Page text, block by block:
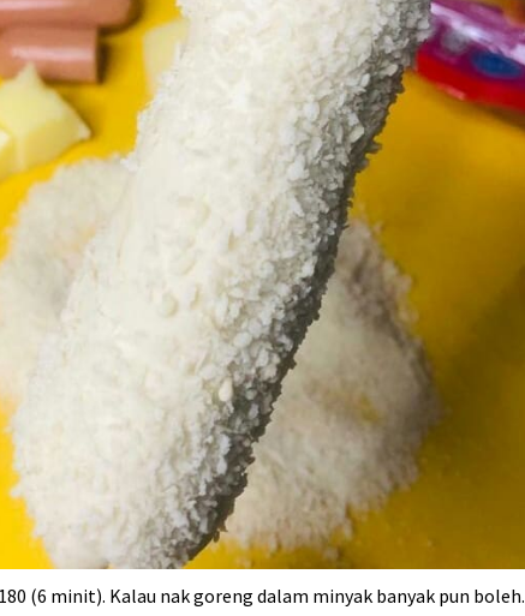
(6 minit). Kalau nak goreng dalam minyak banyak pun boleh.